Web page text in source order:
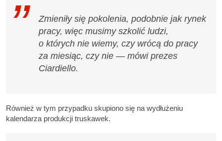
Zmieniły się pokolenia, podobnie jak rynek
pracy, więc musimy szkolić ludzi,
o których nie wiemy, czy wrócą do pracy
za miesiąc, czy nie — mówi prezes
Ciardiello.
Również w tym przypadku skupiono się na wydłużeniu
kalendarza produkcji truskawek.